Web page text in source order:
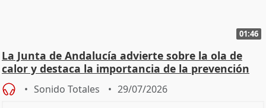
01:46
La Junta de Andalucía advierte sobre la ola de
calor y destaca la importancia de la prevención
Sonido Totales 29/07/2026